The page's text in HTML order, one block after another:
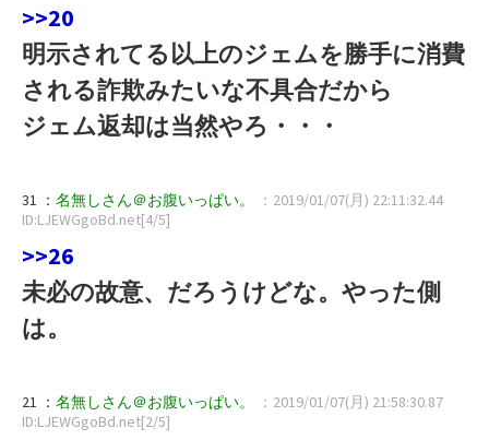
>>20
明示されてる以上のジェムを勝手に消費
される詐欺みたいな不具合だから
ジェム返却は当然やろ・・・
31 ： 名無しさん＠お腹いっぱい。
：2019/01/07(月) 22:11:32.44
ID:LJEWGgoBd.net[4/5]
>>26
未必の故意、だろうけどな。やった側
は。
21 ： 名無しさん＠お腹いっぱい。
：2019/01/07(月) 21:58:30.87
ID:LJEWGgoBd.net[2/5]